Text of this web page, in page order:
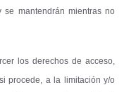
mantendrán mientras no
los derechos de acceso,
procede, a la limitación y/o